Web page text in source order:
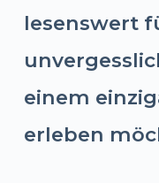
lesenswert
einem
erleben